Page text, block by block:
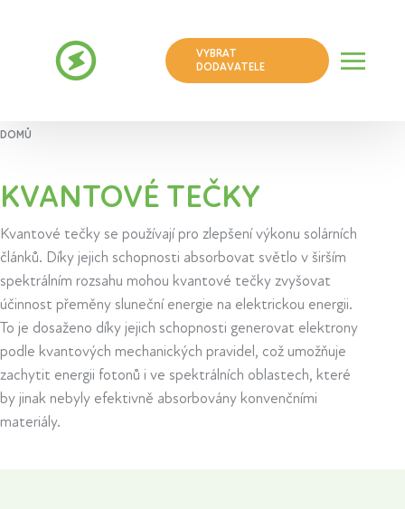
VYBRAT
DODAVATELE
DOMŮ
KVANTOVÉ TEČKY
Kvantové tečky se používají pro zlepšení výkonu solárních
článků. Díky jejich schopnosti absorbovat světlo v širším
spektrálním rozsahu mohou kvantové tečky zvyšovat
účinnost přeměny sluneční energie na elektrickou energii.
To je dosaženo díky jejich schopnosti generovat elektrony
podle kvantových mechanických pravidel, což umožňuje
zachytit energii fotonů i ve spektrálních oblastech, které
by jinak nebyly efektivně absorbovány konvenčními
materiály.